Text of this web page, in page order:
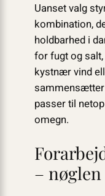
Uanset valg
kombination,
holdbarhed i
for fugt og
kystnær vind
sammensætter
passer til
omegn.
–